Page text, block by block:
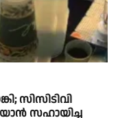
സിസിടിവി
സഹായിച്ച